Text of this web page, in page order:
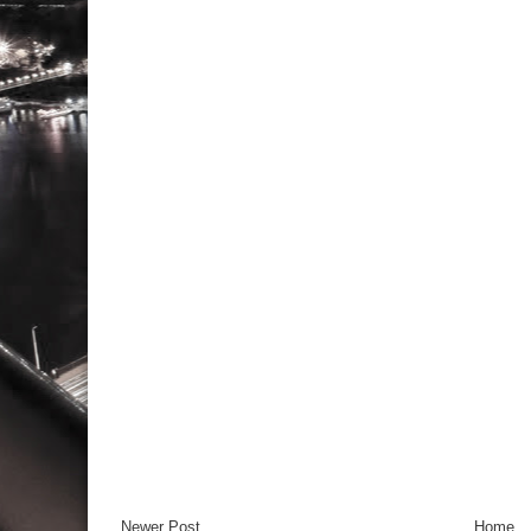
Newer Post Home